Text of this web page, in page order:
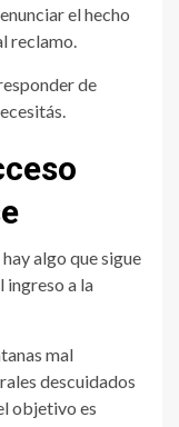
el hecho
reclamo.
de
algo que sigue
ingreso a la
mal
descuidados
objetivo es